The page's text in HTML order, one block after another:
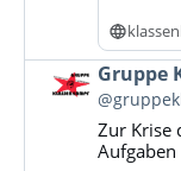
Beitrag
von
Gruppe
Klassenkampf
Gruppe
Zur Krise